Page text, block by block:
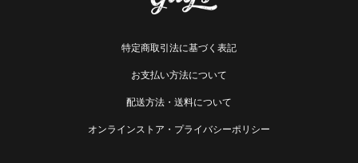
特定商取引法に基づく表記
お支払い方法について
配送方法・送料について
オンラインストア・プライバシーポリシー